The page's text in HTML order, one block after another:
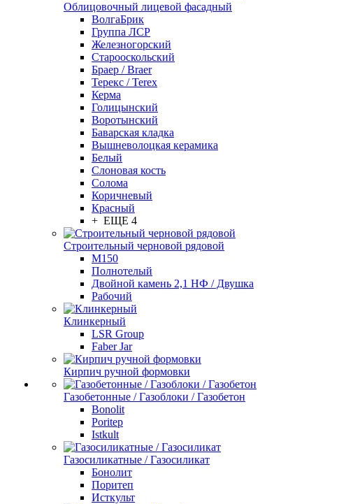
Облицовочный лицевой фасадный
ВолгаБрик
Группа ЛСР
Железногорский
Старооскольский
Браер / Braer
Терекс / Terex
Керма
Голицынский
Воротынский
Баварская кладка
Вышневолоцкая керамика
Белый
Слоновая кость
Солома
Коричневый
Красный
+ ЕЩЕ 4
Строительный черновой рядовой
М150
Полнотелый
Двойной камень 2,1 НФ / Двушка
Рабочий
Клинкерный
LSR Group
Faber Jar
Кирпич ручной формовки
Газобетонные / Газоблоки / Газобетон
Bonolit
Poritep
Istkult
Газосиликатные / Газосиликат
Бонолит
Поритеп
Исткульт